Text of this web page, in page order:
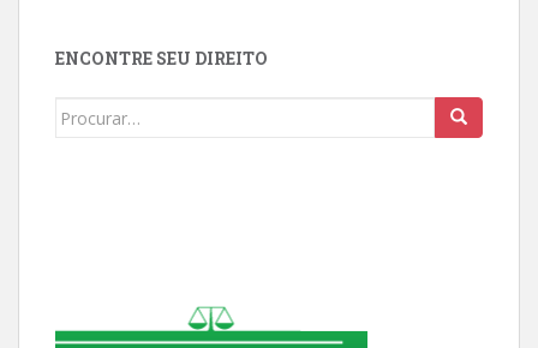
ENCONTRE SEU DIREITO
Buscar: